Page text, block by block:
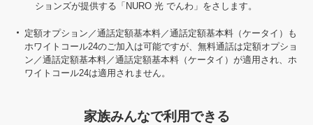
ションズが提供する「NURO 光 でんわ」をさします。
定額オプション／通話定額基本料／通話定額基本料（ケータイ）も
ホワイトコール24のご加入は可能ですが、無料通話は定額オプショ
ン／通話定額基本料／通話定額基本料（ケータイ）が適用され、ホ
ワイトコール24は適用されません。
家族みんなで利用できる